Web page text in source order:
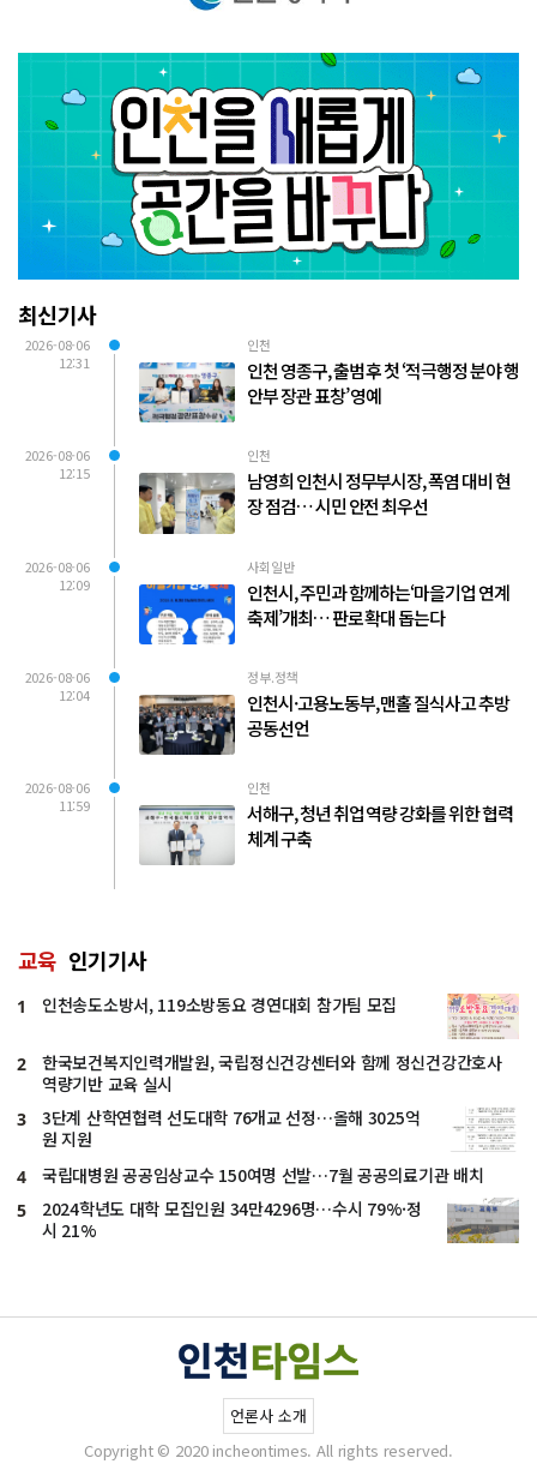
최신기사
2026-08-06
12:31
인천
인천 영종구, 출범 후 첫 ‘적극행정 분야 행
안부 장관 표창’ 영예
2026-08-06
12:15
인천
남영희 인천시 정무부시장, 폭염 대비 현
장 점검… 시민 안전 최우선
2026-08-06
12:09
사회일반
인천시, 주민과 함께하는‘마을기업 연계
축제’개최… 판로 확대 돕는다
2026-08-06
12:04
정부.정책
인천시·고용노동부, 맨홀 질식사고 추방
공동선언
2026-08-06
11:59
인천
서해구, 청년 취업 역량 강화를 위한 협력
체계 구축
교육 인기기사
1 인천송도소방서, 119소방동요 경연대회 참가팀 모집
2
한국보건복지인력개발원, 국립정신건강센터와 함께 정신건강간호사
역량기반 교육 실시
3
3단계 산학연협력 선도대학 76개교 선정…올해 3025억
원 지원
4 국립대병원 공공임상교수 150여명 선발…7월 공공의료기관 배치
5
2024학년도 대학 모집인원 34만4296명…수시 79%·정
시 21%
언론사 소개
Copyright © 2020 incheontimes. All rights reserved.